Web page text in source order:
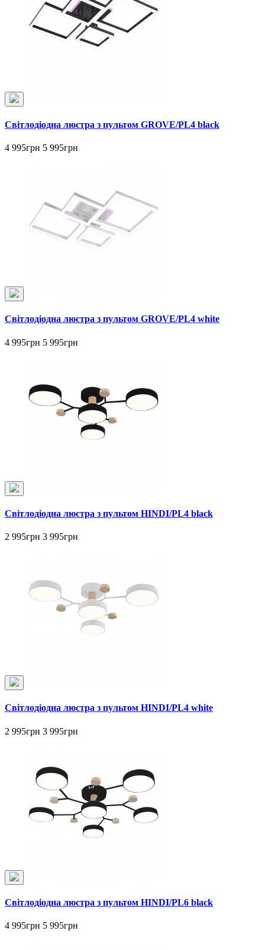
Світлодіодна люстра з пультом GROVE/PL4 black
4 995грн 5 995грн
Світлодіодна люстра з пультом GROVE/PL4 white
4 995грн 5 995грн
Світлодіодна люстра з пультом HINDI/PL4 black
2 995грн 3 995грн
Світлодіодна люстра з пультом HINDI/PL4 white
2 995грн 3 995грн
Світлодіодна люстра з пультом HINDI/PL6 black
4 995грн 5 995грн